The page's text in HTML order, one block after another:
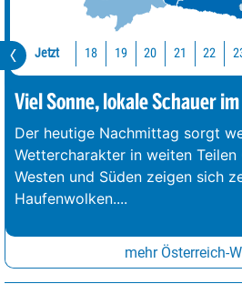
Jetzt 18 19 20 21 22
Viel Sonne, lokale Schauer
Der heutige Nachmittag sorgt
Wettercharakter in weiten Teilen
Westen und Süden zeigen sich
Haufenwolken....
mehr Österreich-